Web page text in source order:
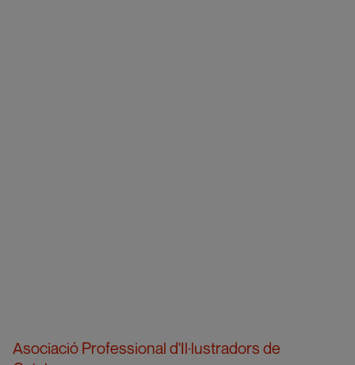
Asociació Professional d'Il·lustradors de